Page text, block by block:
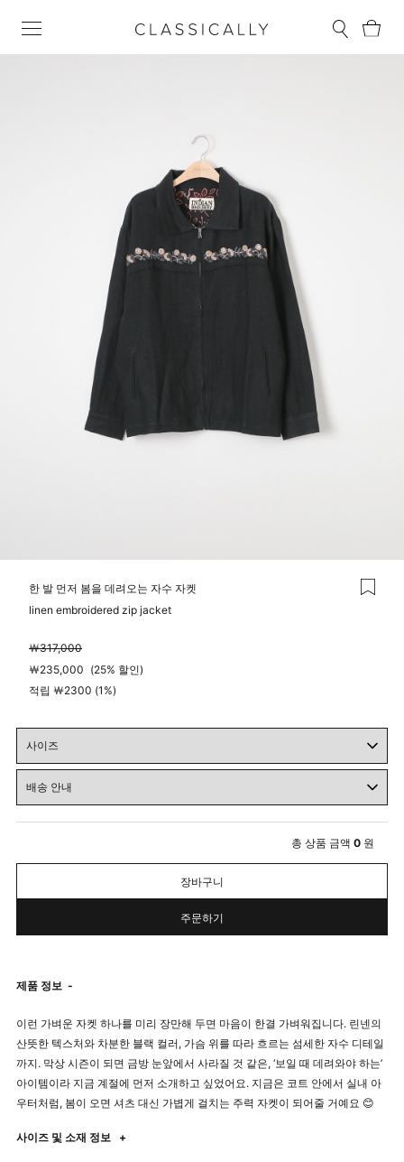
한 발 먼저 봄을 데려오는 자수 자켓
linen embroidered zip jacket
￦317,000
￦235,000 (25% 할인)
적립 ￦2300 (1%)
총 상품 금액 0 원
장바구니
주문하기
제품 정보 -
이런 가벼운 자켓 하나를 미리 장만해 두면 마음이 한결 가벼워집니다. 린넨의
산뜻한 텍스처와 차분한 블랙 컬러, 가슴 위를 따라 흐르는 섬세한 자수 디테일
까지. 막상 시즌이 되면 금방 눈앞에서 사라질 것 같은, ‘보일 때 데려와야 하는’
아이템이라 지금 계절에 먼저 소개하고 싶었어요. 지금은 코트 안에서 실내 아
우터처럼, 봄이 오면 셔츠 대신 가볍게 걸치는 주력 자켓이 되어줄 거예요 😊
사이즈 및 소재 정보 +